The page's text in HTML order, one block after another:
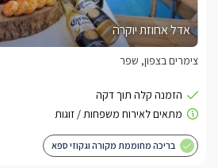
אדל אחוזת יוקרה
צימרים בצפון, שפר
בריכה מחוממת מקורה וגקוזי ספא